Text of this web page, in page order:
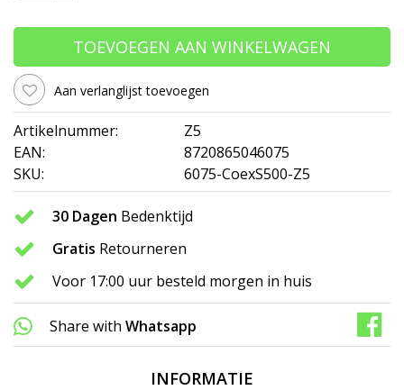
TOEVOEGEN AAN WINKELWAGEN
Aan verlanglijst toevoegen
Artikelnummer:
Z5
EAN:
8720865046075
SKU:
6075-CoexS500-Z5
30 Dagen Bedenktijd
Gratis Retourneren
Voor 17:00 uur besteld morgen in huis
Share with Whatsapp
INFORMATIE